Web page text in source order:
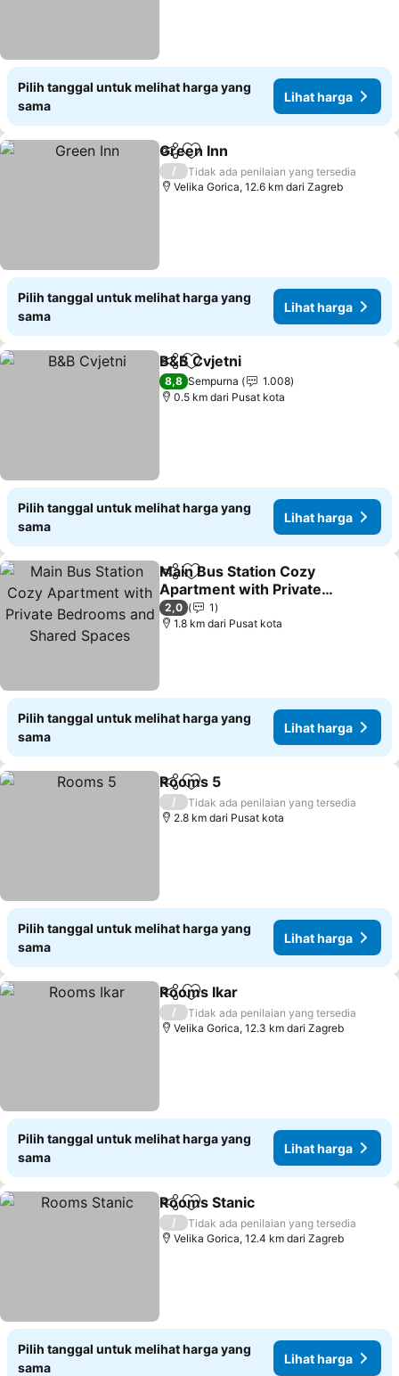
Pilih tanggal untuk melihat harga yang
sama
Lihat harga
BagikanTambahkan ke favorit
Green Inn
/
Tidak ada penilaian yang tersedia
Velika Gorica, 12.6 km dari Zagreb
Pilih tanggal untuk melihat harga yang
sama
Lihat harga
BagikanTambahkan ke favorit
B&B Cvjetni
8,8 Sempurna
1.008
0.5 km dari Pusat kota
Pilih tanggal untuk melihat harga yang
sama
Lihat harga
BagikanTambahkan ke favorit
Main Bus Station Cozy
Apartment with Private
Bedrooms and Shared
Spaces
2,0
1
1.8 km dari Pusat kota
Pilih tanggal untuk melihat harga yang
sama
Lihat harga
BagikanTambahkan ke favorit
Rooms 5
/
Tidak ada penilaian yang tersedia
2.8 km dari Pusat kota
Pilih tanggal untuk melihat harga yang
sama
Lihat harga
BagikanTambahkan ke favorit
Rooms Ikar
/
Tidak ada penilaian yang tersedia
Velika Gorica, 12.3 km dari Zagreb
Pilih tanggal untuk melihat harga yang
sama
Lihat harga
BagikanTambahkan ke favorit
Rooms Stanic
/
Tidak ada penilaian yang tersedia
Velika Gorica, 12.4 km dari Zagreb
Pilih tanggal untuk melihat harga yang
sama
Lihat harga